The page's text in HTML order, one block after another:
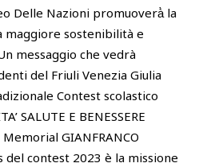
Delle Nazioni promuoverà̀ la
maggiore sostenibilità e
messaggio che vedrà
del Friuli Venezia Giulia
Contest scolastico
SALUTE E BENESSERE
Memorial GIANFRANCO
del contest 2023 è la missione